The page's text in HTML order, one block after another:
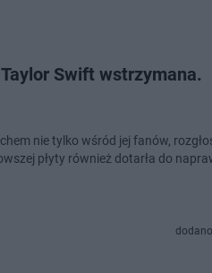
Swift wstrzymana.
nie tylko wśród jej fanów,
płyty również dotarła do